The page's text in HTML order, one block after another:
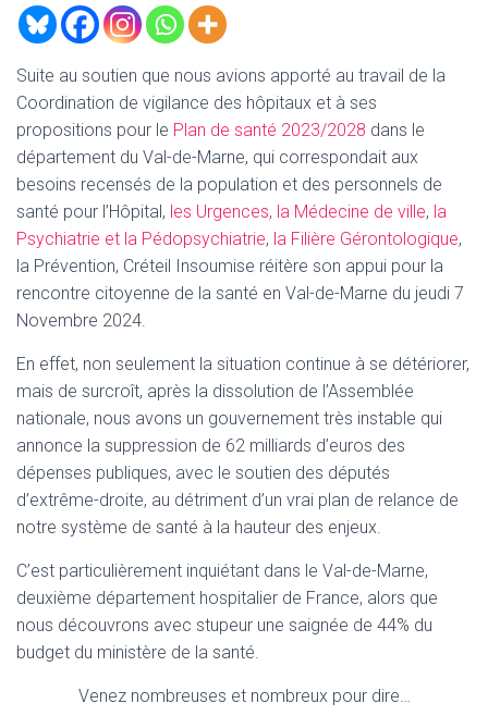
Suite au soutien que nous avions apporté au travail de la
Coordination de vigilance des hôpitaux et à ses
propositions pour le Plan de santé 2023/2028 dans le
département du Val-de-Marne, qui correspondait aux
besoins recensés de la population et des personnels de
santé pour l’Hôpital, les Urgences, la Médecine de ville, la
Psychiatrie et la Pédopsychiatrie, la Filière Gérontologique,
la Prévention, Créteil Insoumise réitère son appui pour la
rencontre citoyenne de la santé en Val-de-Marne du jeudi 7
Novembre 2024.
En effet, non seulement la situation continue à se détériorer,
mais de surcroît, après la dissolution de l’Assemblée
nationale, nous avons un gouvernement très instable qui
annonce la suppression de 62 milliards d’euros des
dépenses publiques, avec le soutien des députés
d’extrême-droite, au détriment d’un vrai plan de relance de
notre système de santé à la hauteur des enjeux.
C’est particulièrement inquiétant dans le Val-de-Marne,
deuxième département hospitalier de France, alors que
nous découvrons avec stupeur une saignée de 44% du
budget du ministère de la santé.
Venez nombreuses et nombreux pour dire…